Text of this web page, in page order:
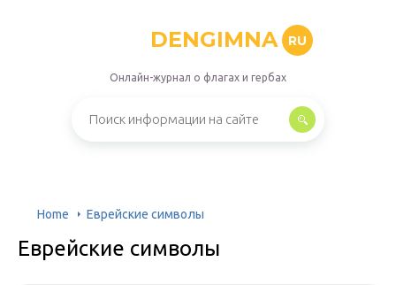
DENGIMNA RU
Онлайн-журнал о флагах и гербах
Home Еврейские символы
Еврейские символы